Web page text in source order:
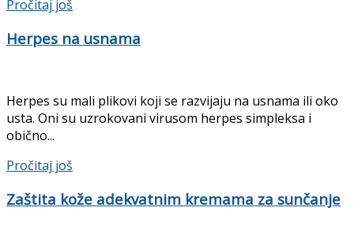
Pročitaj još
Herpes na usnama
Herpes su mali plikovi koji se razvijaju na usnama ili oko
usta. Oni su uzrokovani virusom herpes simpleksa i
obično...
Pročitaj još
Zaštita kože adekvatnim kremama za sunčanje